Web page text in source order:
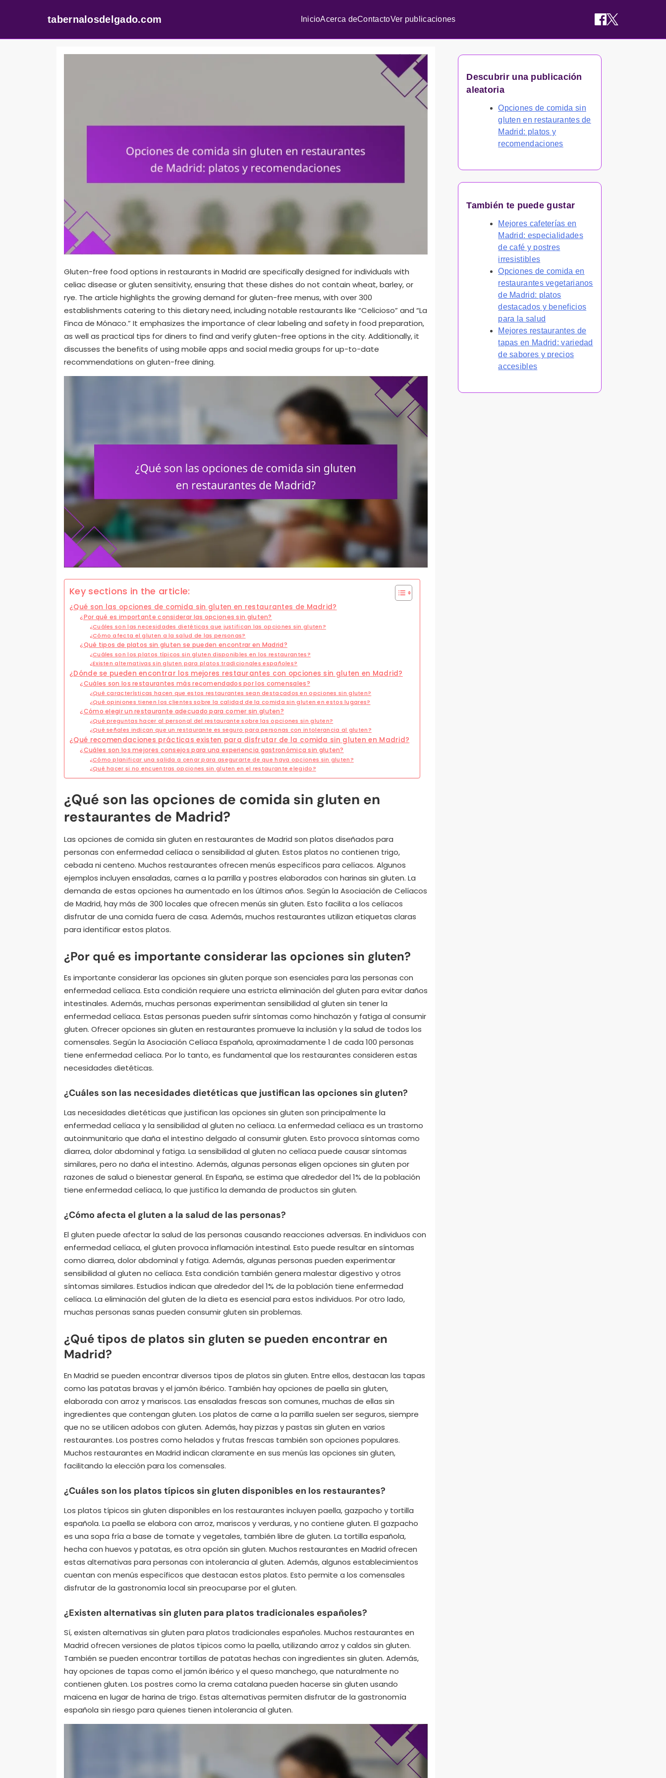
tabernalosdelgado.com InicioAcerca deContactoVer publicaciones
Gluten-free food options in restaurants in Madrid are specifically designed for individuals with
celiac disease or gluten sensitivity, ensuring that these dishes do not contain wheat, barley, or
rye. The article highlights the growing demand for gluten-free menus, with over 300
establishments catering to this dietary need, including notable restaurants like “Celicioso” and “La
Finca de Mónaco.” It emphasizes the importance of clear labeling and safety in food preparation,
as well as practical tips for diners to find and verify gluten-free options in the city. Additionally, it
discusses the benefits of using mobile apps and social media groups for up-to-date
recommendations on gluten-free dining.
Key sections in the article:
¿Qué son las opciones de comida sin gluten en restaurantes de Madrid?
¿Por qué es importante considerar las opciones sin gluten?
¿Cuáles son las necesidades dietéticas que justifican las opciones sin gluten?
¿Cómo afecta el gluten a la salud de las personas?
¿Qué tipos de platos sin gluten se pueden encontrar en Madrid?
¿Cuáles son los platos típicos sin gluten disponibles en los restaurantes?
¿Existen alternativas sin gluten para platos tradicionales españoles?
¿Dónde se pueden encontrar los mejores restaurantes con opciones sin gluten en Madrid?
¿Cuáles son los restaurantes más recomendados por los comensales?
¿Qué características hacen que estos restaurantes sean destacados en opciones sin gluten?
¿Qué opiniones tienen los clientes sobre la calidad de la comida sin gluten en estos lugares?
¿Cómo elegir un restaurante adecuado para comer sin gluten?
¿Qué preguntas hacer al personal del restaurante sobre las opciones sin gluten?
¿Qué señales indican que un restaurante es seguro para personas con intolerancia al gluten?
¿Qué recomendaciones prácticas existen para disfrutar de la comida sin gluten en Madrid?
¿Cuáles son los mejores consejos para una experiencia gastronómica sin gluten?
¿Cómo planificar una salida a cenar para asegurarte de que haya opciones sin gluten?
¿Qué hacer si no encuentras opciones sin gluten en el restaurante elegido?
¿Qué son las opciones de comida sin gluten en
restaurantes de Madrid?
Las opciones de comida sin gluten en restaurantes de Madrid son platos diseñados para
personas con enfermedad celíaca o sensibilidad al gluten. Estos platos no contienen trigo,
cebada ni centeno. Muchos restaurantes ofrecen menús específicos para celíacos. Algunos
ejemplos incluyen ensaladas, carnes a la parrilla y postres elaborados con harinas sin gluten. La
demanda de estas opciones ha aumentado en los últimos años. Según la Asociación de Celíacos
de Madrid, hay más de 300 locales que ofrecen menús sin gluten. Esto facilita a los celíacos
disfrutar de una comida fuera de casa. Además, muchos restaurantes utilizan etiquetas claras
para identificar estos platos.
¿Por qué es importante considerar las opciones sin gluten?
Es importante considerar las opciones sin gluten porque son esenciales para las personas con
enfermedad celíaca. Esta condición requiere una estricta eliminación del gluten para evitar daños
intestinales. Además, muchas personas experimentan sensibilidad al gluten sin tener la
enfermedad celíaca. Estas personas pueden sufrir síntomas como hinchazón y fatiga al consumir
gluten. Ofrecer opciones sin gluten en restaurantes promueve la inclusión y la salud de todos los
comensales. Según la Asociación Celíaca Española, aproximadamente 1 de cada 100 personas
tiene enfermedad celíaca. Por lo tanto, es fundamental que los restaurantes consideren estas
necesidades dietéticas.
¿Cuáles son las necesidades dietéticas que justifican las opciones sin gluten?
Las necesidades dietéticas que justifican las opciones sin gluten son principalmente la
enfermedad celíaca y la sensibilidad al gluten no celíaca. La enfermedad celíaca es un trastorno
autoinmunitario que daña el intestino delgado al consumir gluten. Esto provoca síntomas como
diarrea, dolor abdominal y fatiga. La sensibilidad al gluten no celíaca puede causar síntomas
similares, pero no daña el intestino. Además, algunas personas eligen opciones sin gluten por
razones de salud o bienestar general. En España, se estima que alrededor del 1% de la población
tiene enfermedad celíaca, lo que justifica la demanda de productos sin gluten.
¿Cómo afecta el gluten a la salud de las personas?
El gluten puede afectar la salud de las personas causando reacciones adversas. En individuos con
enfermedad celíaca, el gluten provoca inflamación intestinal. Esto puede resultar en síntomas
como diarrea, dolor abdominal y fatiga. Además, algunas personas pueden experimentar
sensibilidad al gluten no celíaca. Esta condición también genera malestar digestivo y otros
síntomas similares. Estudios indican que alrededor del 1% de la población tiene enfermedad
celíaca. La eliminación del gluten de la dieta es esencial para estos individuos. Por otro lado,
muchas personas sanas pueden consumir gluten sin problemas.
¿Qué tipos de platos sin gluten se pueden encontrar en
Madrid?
En Madrid se pueden encontrar diversos tipos de platos sin gluten. Entre ellos, destacan las tapas
como las patatas bravas y el jamón ibérico. También hay opciones de paella sin gluten,
elaborada con arroz y mariscos. Las ensaladas frescas son comunes, muchas de ellas sin
ingredientes que contengan gluten. Los platos de carne a la parrilla suelen ser seguros, siempre
que no se utilicen adobos con gluten. Además, hay pizzas y pastas sin gluten en varios
restaurantes. Los postres como helados y frutas frescas también son opciones populares.
Muchos restaurantes en Madrid indican claramente en sus menús las opciones sin gluten,
facilitando la elección para los comensales.
¿Cuáles son los platos típicos sin gluten disponibles en los restaurantes?
Los platos típicos sin gluten disponibles en los restaurantes incluyen paella, gazpacho y tortilla
española. La paella se elabora con arroz, mariscos y verduras, y no contiene gluten. El gazpacho
es una sopa fría a base de tomate y vegetales, también libre de gluten. La tortilla española,
hecha con huevos y patatas, es otra opción sin gluten. Muchos restaurantes en Madrid ofrecen
estas alternativas para personas con intolerancia al gluten. Además, algunos establecimientos
cuentan con menús específicos que destacan estos platos. Esto permite a los comensales
disfrutar de la gastronomía local sin preocuparse por el gluten.
¿Existen alternativas sin gluten para platos tradicionales españoles?
Sí, existen alternativas sin gluten para platos tradicionales españoles. Muchos restaurantes en
Madrid ofrecen versiones de platos típicos como la paella, utilizando arroz y caldos sin gluten.
También se pueden encontrar tortillas de patatas hechas con ingredientes sin gluten. Además,
hay opciones de tapas como el jamón ibérico y el queso manchego, que naturalmente no
contienen gluten. Los postres como la crema catalana pueden hacerse sin gluten usando
maicena en lugar de harina de trigo. Estas alternativas permiten disfrutar de la gastronomía
española sin riesgo para quienes tienen intolerancia al gluten.
Descubrir una publicación
aleatoria
Opciones de comida sin
gluten en restaurantes de
Madrid: platos y
recomendaciones
También te puede gustar
Mejores cafeterías en
Madrid: especialidades
de café y postres
irresistibles
Opciones de comida en
restaurantes vegetarianos
de Madrid: platos
destacados y beneficios
para la salud
Mejores restaurantes de
tapas en Madrid: variedad
de sabores y precios
accesibles